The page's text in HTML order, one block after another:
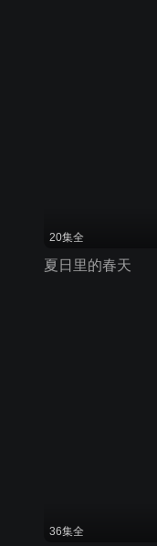
20集全
夏日里的春天
36集全